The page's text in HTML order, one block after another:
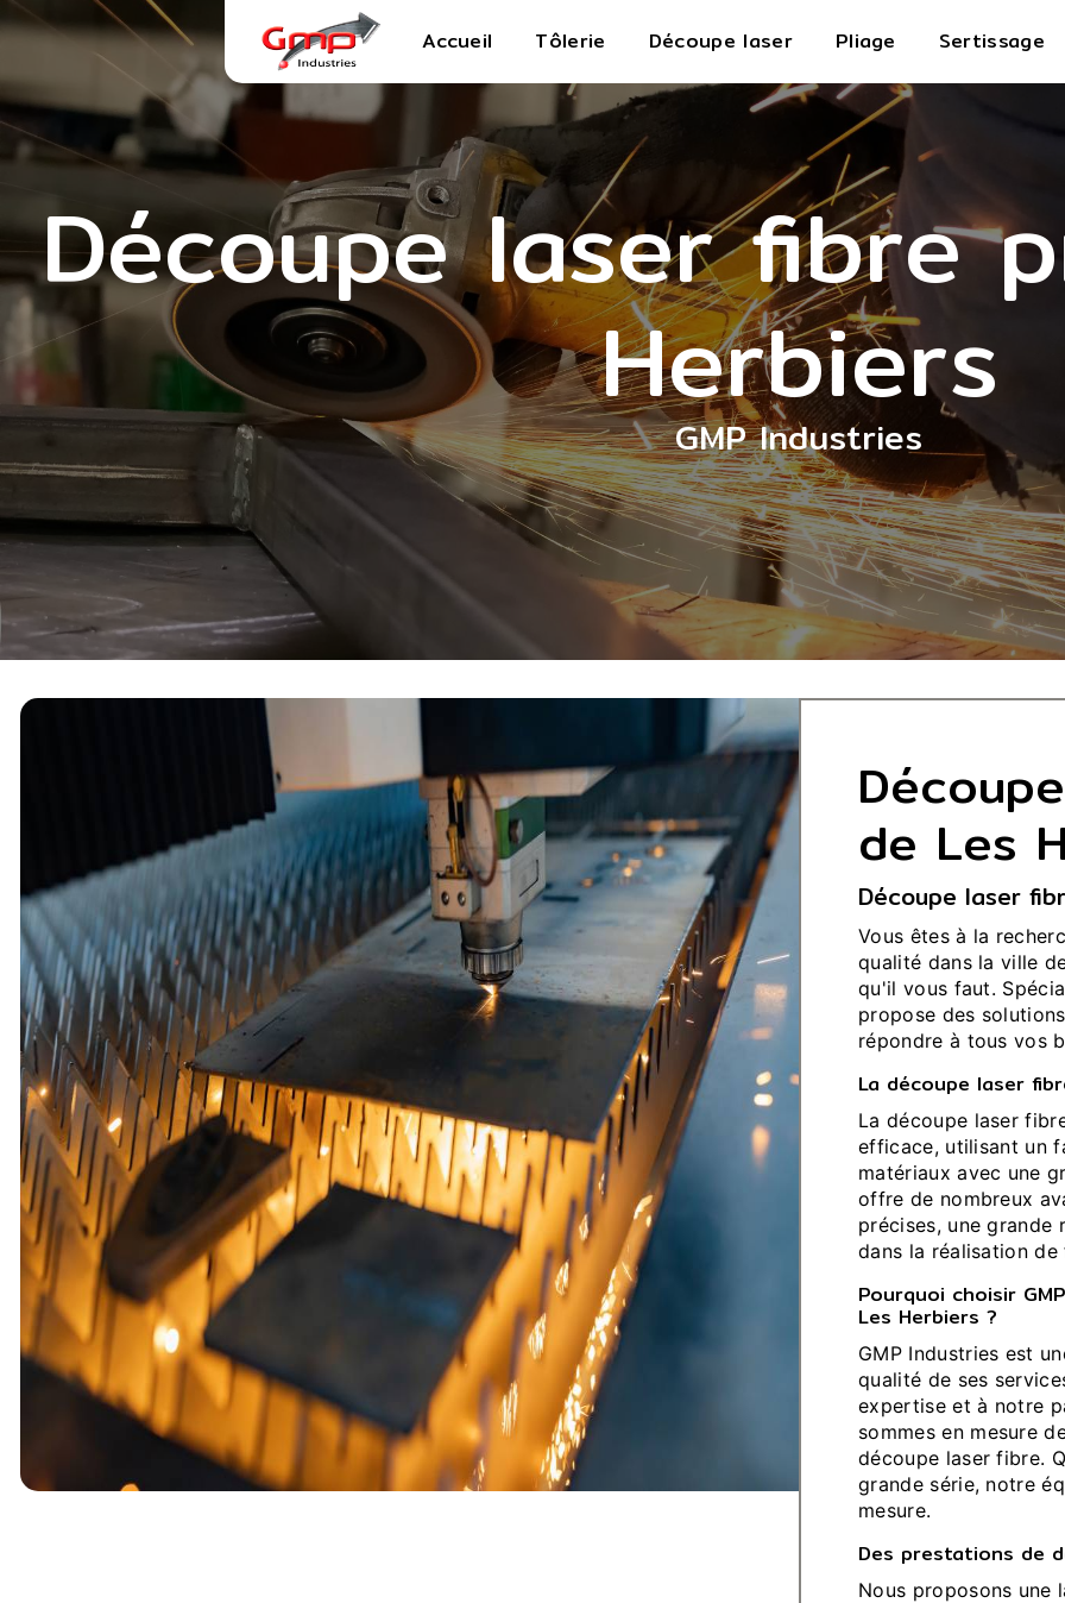
Accueil Tôlerie Découpe laser Pliage Sertissage
Découpe laser fibre
Herbiers
GMP Industries
de Les
Découpe laser
Vous êtes à la
qualité dans la ville
qu'il vous faut.
propose des
répondre à tous vos
La découpe laser
La découpe laser
efficace, utilisant un
matériaux avec une
offre de nombreux
précises, une
dans la réalisation
Pourquoi choisir
Les Herbiers ?
GMP Industries est
qualité de ses
expertise et à notre
sommes en mesure
découpe laser fibre.
grande série, notre
mesure.
Des prestations de
Nous proposons une
Panneau de gestion des cookies